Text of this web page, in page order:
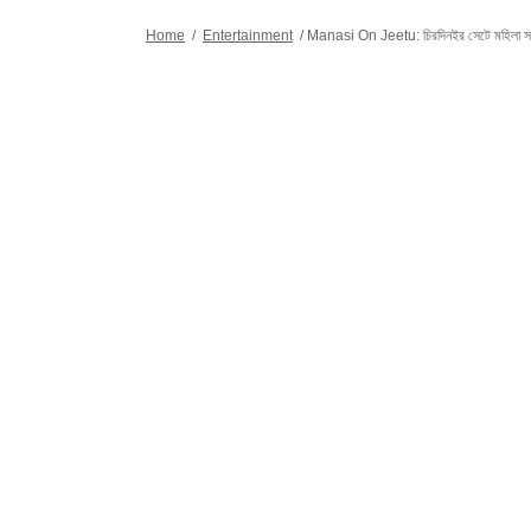
সাংবাদিকতা
Home / Entertainment / Manasi On Jeetu: চিরদিনইর সেটে মহিলা